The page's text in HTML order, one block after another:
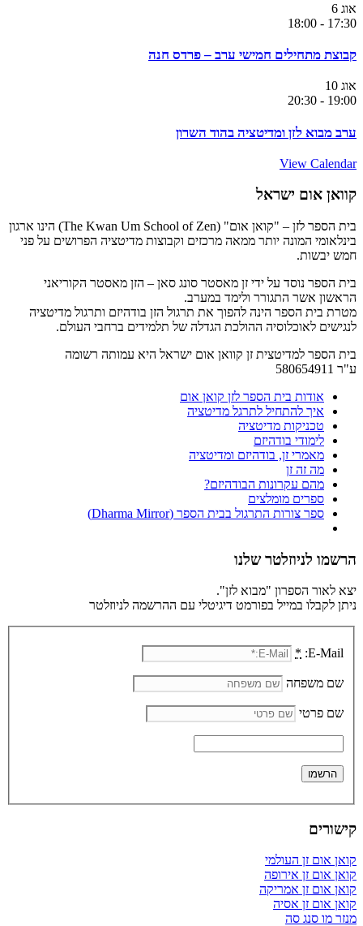
אוג 6
17:30
-
18:00
קבוצת מתחילים חמישי ערב – פרדס חנה
אוג 10
19:00
-
20:30
ערב מבוא לזן ומדיטציה בהוד השרון
View Calendar
קוואן אום ישראל
בית הספר לזן – "קואן אום" (The Kwan Um School of Zen) הינו ארגון
בינלאומי המונה יותר ממאה מרכזים וקבוצות מדיטציה הפרושים על פני
חמש יבשות.
בית הספר נוסד על ידי זן מאסטר סונג סאן – הזן מאסטר הקוריאני
הראשון אשר התגורר ולימד במערב.
מטרת בית הספר הינה להפוך את תרגול הזן בודהיזם ותרגול מדיטציה
לנגישים לאוכלוסיה ההולכת הגדלה של תלמידים ברחבי העולם.
בית הספר למדיטצית זן קוואן אום ישראל היא עמותה רשומה
ע"ר 580654911
אודות בית הספר לזן קואן אום
איך להתחיל לתרגל מדיטציה
טכניקות מדיטציה
לימודי בודהיזם
מאמרי זן, בודהיזם ומדיטציה
מה זה זן
מהם עקרונות הבודהיזם?
ספרים מומלצים
ספר צורות התרגול בבית הספר (Dharma Mirror)
הרשמו לניוזלטר שלנו
יצא לאור הספרון "מבוא לזן".
ניתן לקבלו במייל בפורמט דיגיטלי עם ההרשמה לניוזלטר
E-Mail:
*
שם משפחה
שם פרטי
קישורים
קואן אום זן העולמי
קואן אום זן אירופה
קואן אום זן אמריקה
קואן אום זן אסיה
מנזר מו סנג סה